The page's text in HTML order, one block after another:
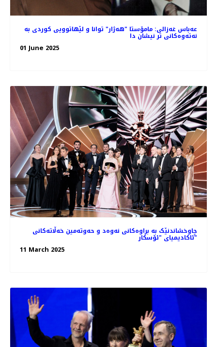
عەباس غەزالی: مامۆستا "هەژار" توانا و لێهاتوویی کوردی به
نەتەوەکانی تر نیشان دا
01 June 2025
چاوخشاندنێک به براوه‌کانی نه‌وه‌د و حه‌و‌ته‌مین خه‌ڵاته‌کانی
ئاکادیمیای "ئۆسکار"
11 March 2025